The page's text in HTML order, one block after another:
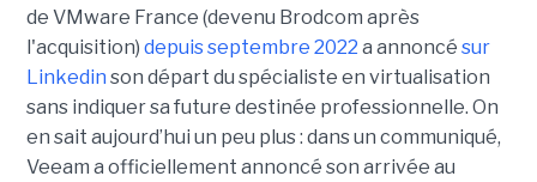
de VMware France (devenu Brodcom après
l'acquisition) depuis septembre 2022 a annoncé sur
Linkedin son départ du spécialiste en virtualisation
sans indiquer sa future destinée professionnelle. On
en sait aujourd’hui un peu plus : dans un communiqué,
Veeam a officiellement annoncé son arrivée au